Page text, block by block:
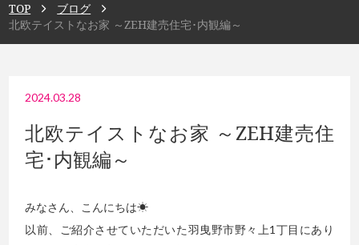
TOP
ブログ
北欧テイストなお家 ～ZEH建売住宅･内観編～
2024.03.28
北欧テイストなお家 ～ZEH建売住
宅･内観編～
みなさん、こんにちは☀
以前、ご紹介させていただいた羽曳野市野々上1丁目にあり